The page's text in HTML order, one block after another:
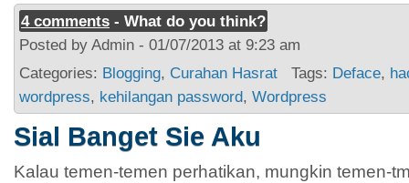
4 comments - What do you think?
Posted by Admin - 01/07/2013 at 9:23 am
Categories: Blogging, Curahan Hasrat Tags: Deface,
wordpress, kehilangan password, Wordpress
Sial Banget Sie Aku
Kalau temen-temen perhatikan, mungkin temen-